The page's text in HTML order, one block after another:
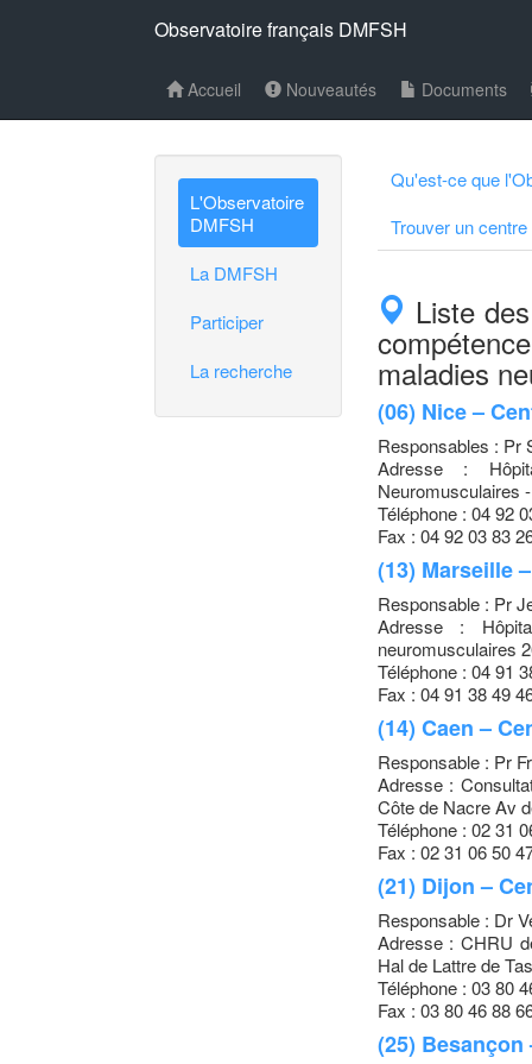
Observatoire français DMFSH
Accueil Nouveautés Documents
L'Observatoire
DMFSH
La DMFSH
Participer
La recherche
Qu'est-ce que
Trouver un centre
Liste
maladies
(06) Nice –
Responsables : Pr
Adresse :
Neuromusculaires
Téléphone : 04 92
Fax : 04 92 03 83
(13) Marseille
Responsable : Pr
Adresse :
neuromusculaires
Téléphone : 04 91
Fax : 04 91 38 49
(14) Caen –
Responsable : Pr
Adresse :
Côte de Nacre Av
Téléphone : 02 31
Fax : 02 31 06 50
(21) Dijon –
Responsable : Dr
Adresse : CHRU
Hal de Lattre de
Téléphone : 03 80
Fax : 03 80 46 88
(25)